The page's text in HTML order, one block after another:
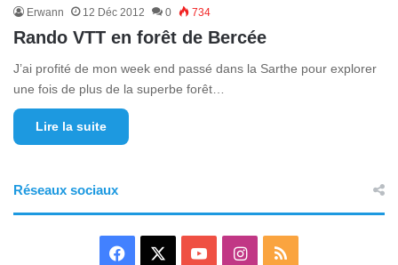
Erwann 12 Déc 2012 0 734
Rando VTT en forêt de Bercée
J’ai profité de mon week end passé dans la Sarthe pour explorer
une fois de plus de la superbe forêt…
Lire la suite
Réseaux sociaux
I